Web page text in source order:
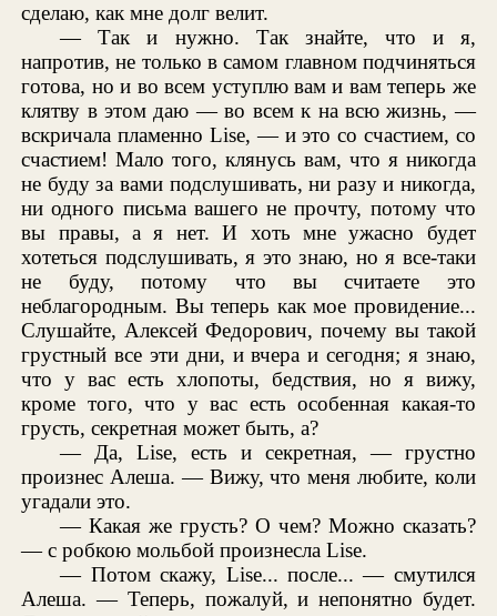
сделаю, как мне долг велит.
— Так и нужно. Так знайте, что и я,
напротив, не только в самом главном подчиняться
готова, но и во всем уступлю вам и вам теперь же
клятву в этом даю — во всем к на всю жизнь, —
вскричала пламенно Lise, — и это со счастием, со
счастием! Мало того, клянусь вам, что я никогда
не буду за вами подслушивать, ни разу и никогда,
ни одного письма вашего не прочту, потому что
вы правы, а я нет. И хоть мне ужасно будет
хотеться подслушивать, я это знаю, но я все-таки
не буду, потому что вы считаете это
неблагородным. Вы теперь как мое провидение...
Слушайте, Алексей Федорович, почему вы такой
грустный все эти дни, и вчера и сегодня; я знаю,
что у вас есть хлопоты, бедствия, но я вижу,
кроме того, что у вас есть особенная какая-то
грусть, секретная может быть, а?
— Да, Lise, есть и секретная, — грустно
произнес Алеша. — Вижу, что меня любите, коли
угадали это.
— Какая же грусть? О чем? Можно сказать?
— с робкою мольбой произнесла Lise.
— Потом скажу, Lise... после... — смутился
Алеша. — Теперь, пожалуй, и непонятно будет.